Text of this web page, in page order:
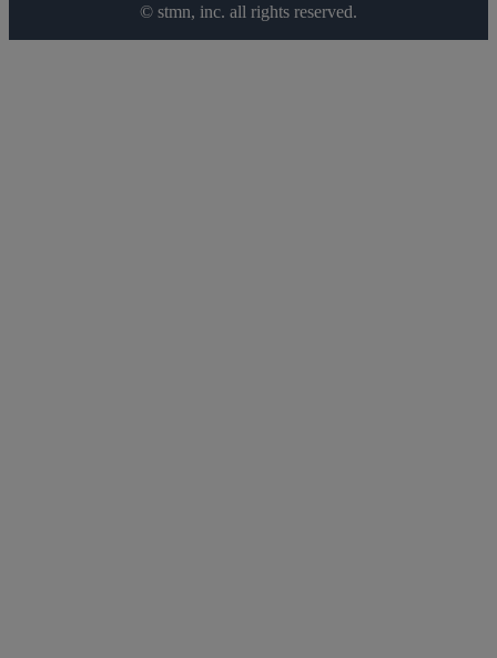
©️ stmn, inc. all rights reserved.